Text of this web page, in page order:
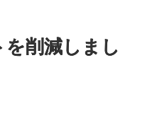
削減しまし